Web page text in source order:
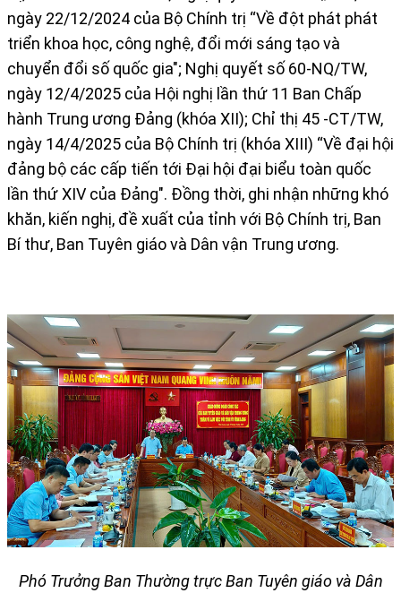
ngày 22/12/2024 của Bộ Chính trị “Về đột phát phát
triển khoa học, công nghệ, đổi mới sáng tạo và
chuyển đổi số quốc gia"; Nghị quyết số 60-NQ/TW,
ngày 12/4/2025 của Hội nghị lần thứ 11 Ban Chấp
hành Trung ương Đảng (khóa XII); Chỉ thị 45 -CT/TW,
ngày 14/4/2025 của Bộ Chính trị (khóa XIII) “Về đại hội
đảng bộ các cấp tiến tới Đại hội đại biểu toàn quốc
lần thứ XIV của Đảng". Đồng thời, ghi nhận những khó
khăn, kiến nghị, đề xuất của tỉnh với Bộ Chính trị, Ban
Bí thư, Ban Tuyên giáo và Dân vận Trung ương.
Phó Trưởng Ban Thường trực Ban Tuyên giáo và Dân